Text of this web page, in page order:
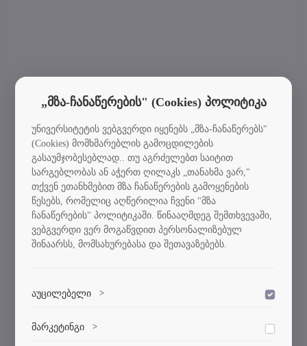
„მზა-ჩანაწერების" (Cookies) პოლიტიკა
უნივერსიტეტის ვებგვერდი იყენებს „მზა-ჩანაწერებს"
(Cookies) მომხმარებლის გამოცდილების
გასაუმჯობესებლად.. თუ აგრძელებთ საიტით
სარგებლობას ან აჭერთ ღილაკს „თანახმა ვარ,"
თქვენ ეთანხმებით მზა ჩანაწერების გამოყენების
წესებს, რომელიც აღწერილია ჩვენი "მზა
ჩანაწერების" პოლიტიკაში. წინააღმდეგ შემთხვევაში,
ვებგვერდი ვერ მოგაწვდით პერსონალიზებულ
შინაარსს, მომსახურებასა და შეთავაზებებს.
აუცილებელი >
დაშვება
ვებსაიტის გამართული ფუნქციონირებისთვის
აუცილებელი ქუქი-ფაილები.
მარკეტინგი >
დაშვება